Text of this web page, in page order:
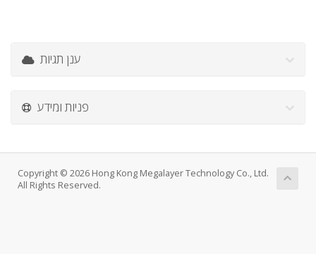
ענן תגיות
פניות ומידע
Copyright © 2026 Hong Kong Megalayer Technology Co., Ltd.
All Rights Reserved.